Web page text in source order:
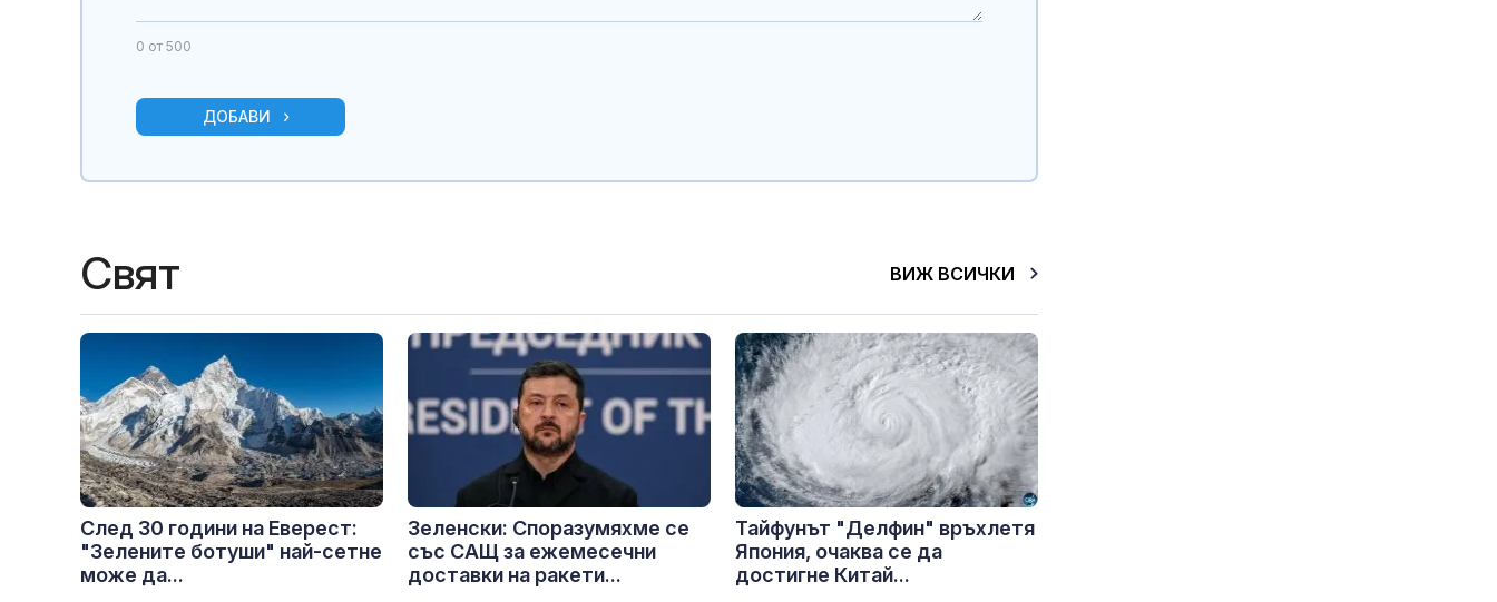
0 от 500
ДОБАВИ
Свят ВИЖ ВСИЧКИ
След 30 години на Еверест:
"Зелените ботуши" най-сетне
може да...
Зеленски: Споразумяхме се
със САЩ за ежемесечни
доставки на ракети...
Тайфунът "Делфин" връхлетя
Япония, очаква се да
достигне Китай...